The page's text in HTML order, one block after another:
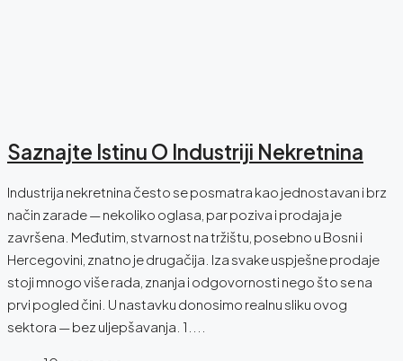
Saznajte Istinu O Industriji Nekretnina
Industrija nekretnina često se posmatra kao jednostavan i brz
način zarade — nekoliko oglasa, par poziva i prodaja je
završena. Međutim, stvarnost na tržištu, posebno u Bosni i
Hercegovini, znatno je drugačija. Iza svake uspješne prodaje
stoji mnogo više rada, znanja i odgovornosti nego što se na
prvi pogled čini. U nastavku donosimo realnu sliku ovog
sektora — bez uljepšavanja. 1....